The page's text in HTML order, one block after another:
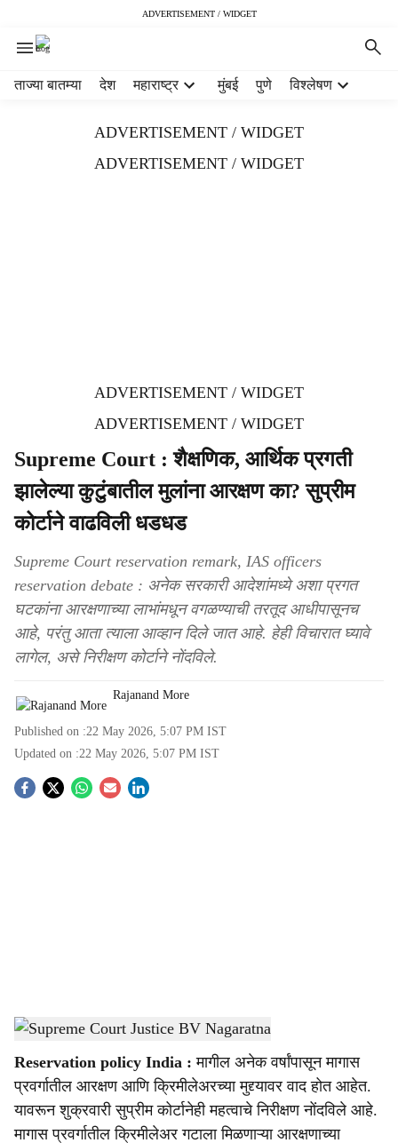
ADVERTISEMENT / WIDGET
ताज्या बातम्या देश महाराष्ट्र मुंबई पुणे विश्लेषण
ADVERTISEMENT / WIDGET
ADVERTISEMENT / WIDGET
ADVERTISEMENT / WIDGET
ADVERTISEMENT / WIDGET
Supreme Court : शैक्षणिक, आर्थिक प्रगती
झालेल्या कुटुंबातील मुलांना आरक्षण का? सुप्रीम
कोर्टाने वाढविली धडधड
Supreme Court reservation remark, IAS officers
reservation debate : अनेक सरकारी आदेशांमध्ये अशा प्रगत
घटकांना आरक्षणाच्या लाभांमधून वगळण्याची तरतूद आधीपासूनच
आहे, परंतु आता त्याला आव्हान दिले जात आहे. हेही विचारात घ्यावे
लागेल, असे निरीक्षण कोर्टाने नोंदविले.
Rajanand More
Published on :22 May 2026, 5:07 PM IST
Updated on :22 May 2026, 5:07 PM IST
S
a
r
Supreme Court Justice BV Nagaratna-Sarkarnama
Reservation policy India : मागील अनेक वर्षांपासून मागास
प्रवर्गातील आरक्षण आणि क्रिमीलेअरच्या मुद्द्यावर वाद होत आहेत.
यावरून शुक्रवारी सुप्रीम कोर्टानेही महत्वाचे निरीक्षण नोंदविले आहे.
मागास प्रवर्गातील क्रिमीलेअर गटाला मिळणाऱ्या आरक्षणाच्या